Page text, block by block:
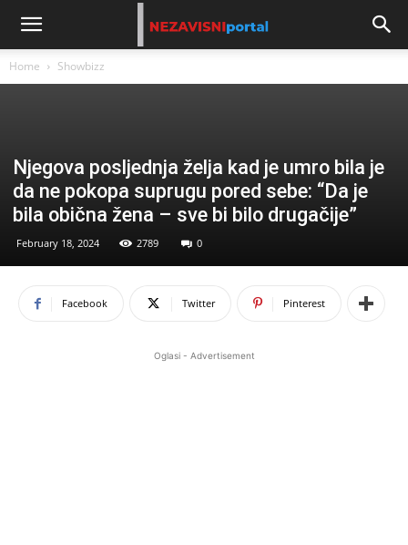
Home Showbizz
Njegova posljednja želja kad je umro bila je
da ne pokopa suprugu pored sebe: “Da je
bila obična žena – sve bi bilo drugačije”
February 18, 2024 2789 0
Facebook Twitter Pinterest
Oglasi - Advertisement